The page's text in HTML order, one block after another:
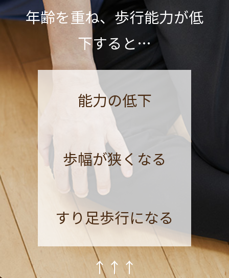
年齢を重ね、歩行能力が低
下すると…
能力の低下
歩幅が狭くなる
すり足歩行になる
↑↑↑